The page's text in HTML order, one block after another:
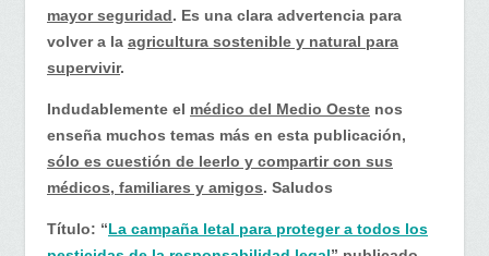
mayor seguridad. Es una clara advertencia para
volver a la agricultura sostenible y natural para
supervivir.
Indudablemente el médico del Medio Oeste nos
enseña muchos temas más en esta publicación,
sólo es cuestión de leerlo y compartir con sus
médicos, familiares y amigos. Saludos
Título: “La campaña letal para proteger a todos los